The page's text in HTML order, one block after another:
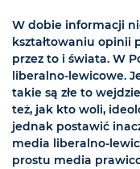
W dobie informacji
kształtowaniu opinii
przez to i świata. W
liberalno-lewicowe.
takie są złe to
też, jak kto woli,
jednak postawić
media liberalno-
prostu media